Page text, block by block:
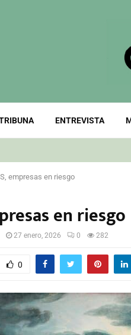
ENTREVISTA
empresas en riesgo
en riesgo
27 enero, 2026 0 282
0